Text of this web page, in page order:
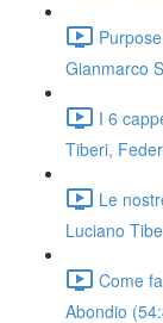
Gianmarco
I 6
Tiberi,
Le
Luciano
Come
Abondio